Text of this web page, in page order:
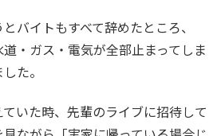
バイトもすべて辞めたところ、
道・ガス・電気が全部止まってしま
た。
いた時、先輩のライブに招待して